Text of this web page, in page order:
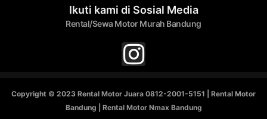
Ikuti kami di Sosial Media
Rental/Sewa Motor Murah Bandung
Copyright © 2023 Rental Motor Juara 0812-2001-5151 | Rental Motor
Bandung | Rental Motor Nmax Bandung